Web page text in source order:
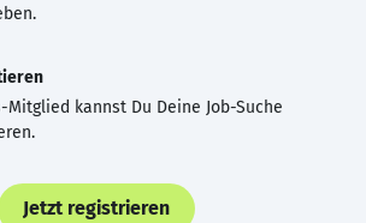
Mitglied kannst Du Deine Job-Suche
Jetzt registrieren